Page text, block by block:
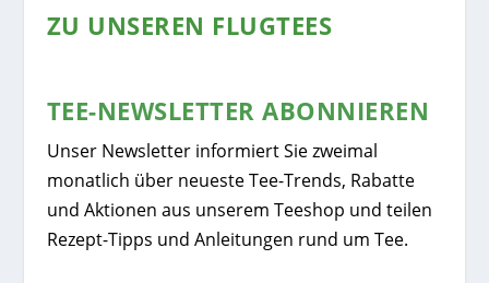
ZU UNSEREN FLUGTEES
TEE-NEWSLETTER ABONNIEREN
Unser Newsletter informiert Sie zweimal
monatlich über neueste Tee-Trends, Rabatte
und Aktionen aus unserem Teeshop und teilen
Rezept-Tipps und Anleitungen rund um Tee.